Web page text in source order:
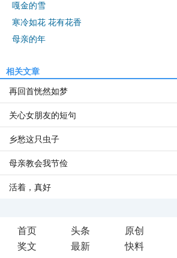
嘎金的雪
寒冷如花 花有花香
母亲的年
相关文章
再回首恍然如梦
关心女朋友的短句
乡愁这只虫子
母亲教会我节俭
活着，真好
首页 头条 原创
奖文
最新 快料